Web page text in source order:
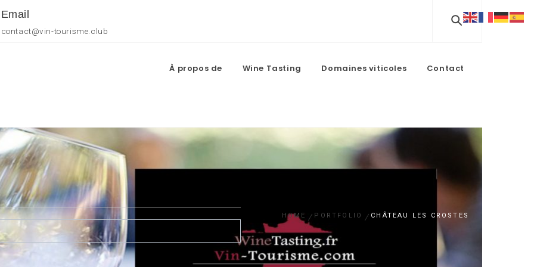
Email
contact@vin-tourisme.club
À propos de Wine Tasting Domaines viticoles Contact
HOME PORTFOLIO CHÂTEAU LES CROSTES